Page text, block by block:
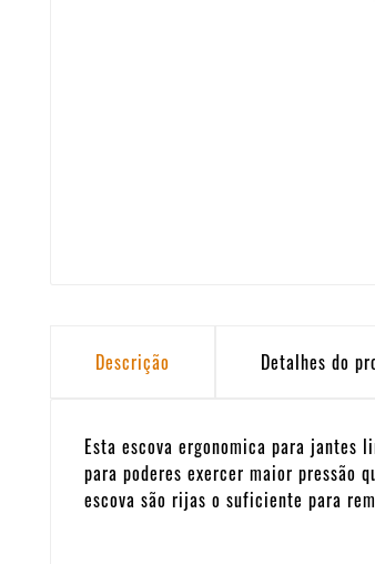
Descrição Detalhes do
Esta escova ergonomica para jantes
para poderes exercer maior pressão
escova são rijas o suficiente para